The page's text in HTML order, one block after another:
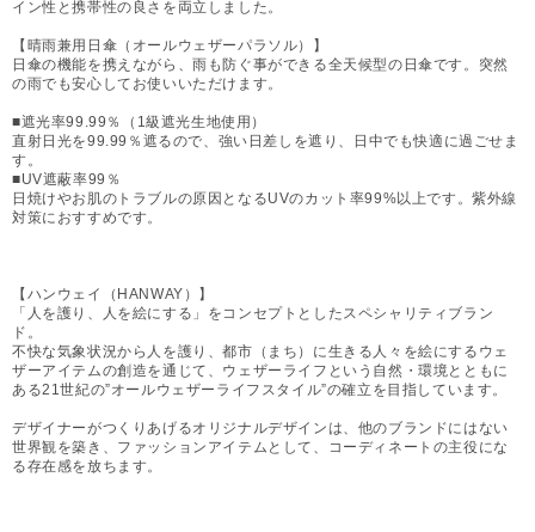
イン性と携帯性の良さを両立しました。
【晴雨兼用日傘（オールウェザーパラソル）】
日傘の機能を携えながら、雨も防ぐ事ができる全天候型の日傘です。突然
の雨でも安心してお使いいただけます。
■遮光率99.99％（1級遮光生地使用）
直射日光を99.99％遮るので、強い日差しを遮り、日中でも快適に過ごせま
す。
■UV遮蔽率99％
日焼けやお肌のトラブルの原因となるUVのカット率99%以上です。紫外線
対策におすすめです。
【ハンウェイ（HANWAY）】
「人を護り、人を絵にする」をコンセプトとしたスペシャリティブラン
ド。
不快な気象状況から人を護り、都市（まち）に生きる人々を絵にするウェ
ザーアイテムの創造を通じて、ウェザーライフという自然・環境とともに
ある21世紀の”オールウェザーライフスタイル”の確立を目指しています。
デザイナーがつくりあげるオリジナルデザインは、他のブランドにはない
世界観を築き、ファッションアイテムとして、コーディネートの主役にな
る存在感を放ちます。